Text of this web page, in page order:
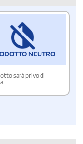
NEUTRO
sarà privo di